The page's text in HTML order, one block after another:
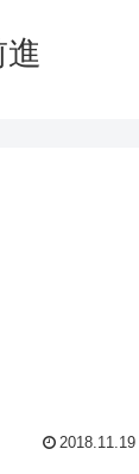
2018.11.19